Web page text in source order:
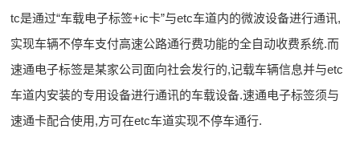
tc是通过“车载电子标签+ic卡”与etc车道内的微波设备进行通讯,
实现车辆不停车支付高速公路通行费功能的全自动收费系统.而
速通电子标签是某家公司面向社会发行的,记载车辆信息并与etc
车道内安装的专用设备进行通讯的车载设备.速通电子标签须与
速通卡配合使用,方可在etc车道实现不停车通行.